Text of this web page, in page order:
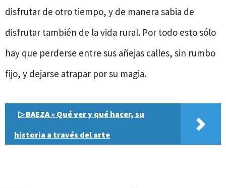
disfrutar de otro tiempo, y de manera sabia de
disfrutar también de la vida rural. Por todo esto sólo
hay que perderse entre sus añejas calles, sin rumbo
fijo, y dejarse atrapar por su magia.
▷ BAEZA » Qué ver y qué hacer, su
historia a través del arte